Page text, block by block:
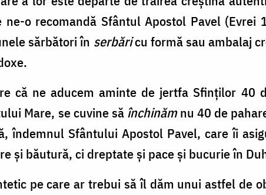
ne-o recomandă Sfântul Apostol Pavel
sărbători în serbăricu formă sau ambalaj
că ne aducem aminte de jertfa Sfinților 40
Mare, se cuvine să închinămnu 40 de
îndemnul Sfântului Apostol Pavel, care îi
şi băutură, ci dreptate şi pace şi bucurie în
pe care ar trebui să îl dăm unui astfel de